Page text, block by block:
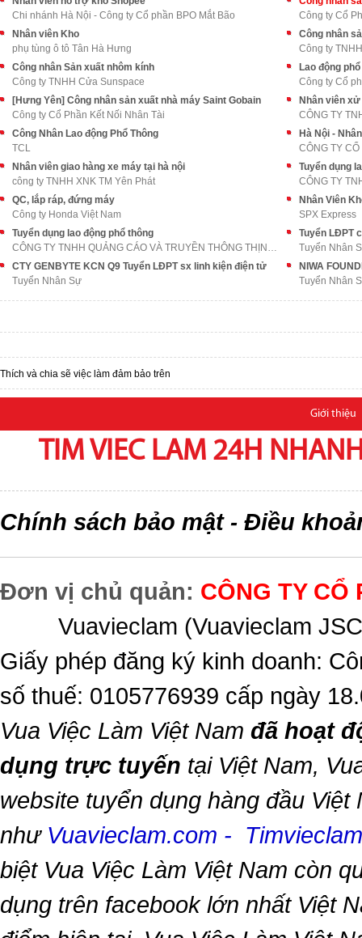
Chi nhánh Hà Nội - Công ty Cổ phần BPO Mắt Bão
Công ty Cổ
Nhân viên Kho
phụ tùng ô tô Tân Hà Hưng
Công nhân
Công ty
Công nhân Sản xuất nhôm kính
Công ty TNHH Cửa Sunspace
Lao động
Công ty Cổ
[Hưng Yên] Công nhân sản xuất nhà máy Saint Gobain
Công ty Cổ Phần Kết Nối Nhân Tài
Nhân viên
CÔNG TY
Công Nhân Lao động Phổ Thông
TCL
Hà Nội -
CÔNG TY
Nhân viên giao hàng xe máy tại hà nội
công ty TNHH XNK TM Yên Phát
Tuyển dụng
QC, lắp ráp, đứng máy
Công ty Honda Việt Nam
Nhân Viên
SPX Express
Tuyển dụng lao động phổ thông
CÔNG TY TNHH QUẢNG CÁO VÀ TRUYỀN THÔNG THỊNH AN PH
Tuyển Nhân
CTY GENBYTE KCN Q9 Tuyển LĐPT sx linh kiện điện tử
Tuyển Nhân Sự
Tuyển Nhân
Thích và chia sẽ việc làm đảm bảo trên
Giới thiệu
TIM VIEC LAM 24H
Chính sách bảo mật- Điều
Đơn vị chủ quản: CÔNG TY CỔ
Vuavieclam (Vuavieclam
Giấy phép đăng ký kinh doanh:
số thuế: 0105776939 cấp ngày
Vua Việc Làm Việt Nam đã hoạt
dụng trực tuyến tại Việt Nam,
website tuyển dụng hàng đầu Việt
như Vuavieclam.com -
biệt Vua Việc Làm Việt Nam còn
dụng trên facebook lớn nhất Việt